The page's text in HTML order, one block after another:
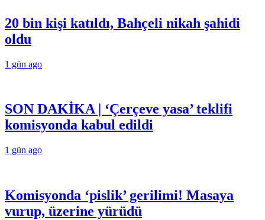
20 bin kişi katıldı, Bahçeli nikah şahidi
oldu
1 gün ago
SON DAKİKA | ‘Çerçeve yasa’ teklifi
komisyonda kabul edildi
1 gün ago
Komisyonda ‘pislik’ gerilimi! Masaya
vurup, üzerine yürüdü